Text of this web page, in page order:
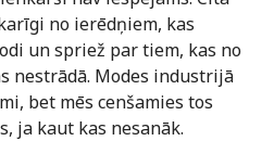
no ierēdņiem, kas
un spriež par tiem, kas no
nestrādā. Modes industrijā
bet mēs cenšamies tos
ja kaut kas nesanāk.